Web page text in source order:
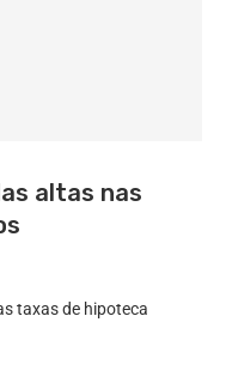
altas nas
taxas de hipoteca